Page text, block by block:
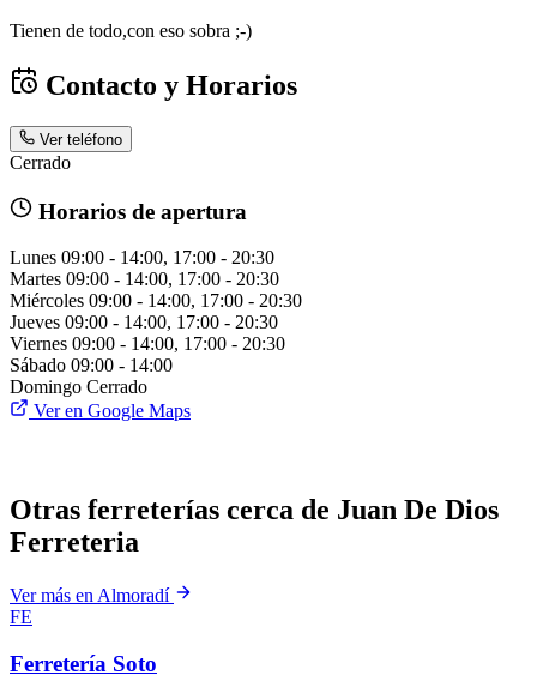
Tienen de todo,con eso sobra ;-)
Contacto y Horarios
Ver teléfono
Cerrado
Horarios de apertura
Lunes 09:00 - 14:00, 17:00 - 20:30
Martes 09:00 - 14:00, 17:00 - 20:30
Miércoles 09:00 - 14:00, 17:00 - 20:30
Jueves 09:00 - 14:00, 17:00 - 20:30
Viernes 09:00 - 14:00, 17:00 - 20:30
Sábado 09:00 - 14:00
Domingo Cerrado
Ver en Google Maps
Otras ferreterías cerca de Juan De Dios
Ferreteria
Ver más en Almoradí
FE
Ferretería Soto